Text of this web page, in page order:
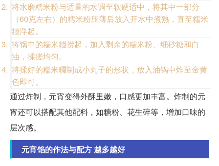
将水磨糯米粉与适量的水调至软硬适中，将其中一部分
（60克左右）的糯米粉压薄后放入开水中煮熟，直至糯米
糰浮起。
将锅中的糯米糰捞起，加入剩余的糯米粉、细砂糖和白
油，揉搓均匀。
将揉好的糯米糰制成小丸子的形状，放入油锅中炸至金黄
色即可。
通过炸制，元宵变得外酥里嫩，口感更加丰富。炸制的元
宵还可以搭配其他配料，如糖粉、花生碎等，增加口味的
层次感。
元宵馅的作法与配方 越多越好